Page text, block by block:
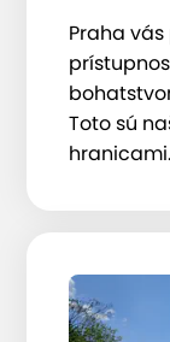
Praha
Toto sú
hranicami.